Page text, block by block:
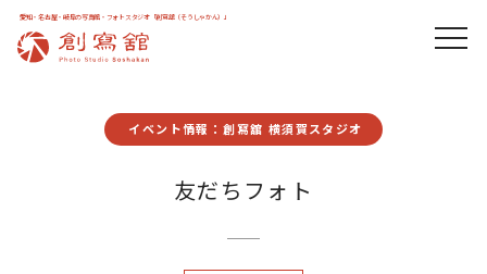
愛知・名古屋・岐阜の写真館・フォトスタジオ「創寫舘（そうしゃかん）」
イベント情報：創寫舘 横須賀スタジオ
友だちフォト